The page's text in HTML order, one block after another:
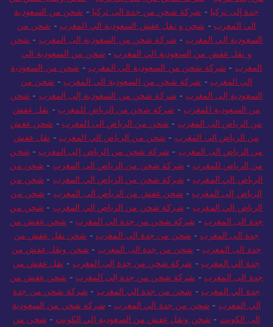
جدة إلى تركيا - شركة شحن من جدة الي تركيا - شحن من السعودية
الي المغرب - شحن و نقل عفش السعودية الي المغرب - شحن من
السعودية الي المغرب - شركة شحن من السعودية الى المغرب - شحن
و نقل عفش من السعودية الي المغرب - شحن من السعودية الي
المغرب - شركة شحن من السعودية الي المغرب - شحن من السعودية
الي المغرب - شركة شحن من السعودية الي المغرب - شحن من
السعودية إلى المغرب - شركة شحن من السعودية إلى المغرب - شحن
من السعودية للمغرب - شركة شحن من الرياض للمغرب - نقل عفش
من الرياض الى المغرب - شحن من الرياض الى المغرب - شحن عفش
من الرياض الي المغرب - شحن من الرياض الي المغرب - نقل عفش
من الرياض الى المغرب - شركة شحن من الرياض إلى المغرب - شحن
من الرياض للمغرب - شركة شحن من الرياض الى المغرب - شحن من
الرياض الي المغرب - شركة شحن من الرياض الي المغرب - شحن من
الرياض إلى المغرب - شحن عفش من الرياض الى المغرب - شحن من
الرياض الي المغرب - شركة شحن من الرياض الي المغرب - شحن من
جدة الى المغرب - شركة شحن من جدة الي المغرب - شحن عفش من
جدة الى المغرب - شحن من جدة الى المغرب - شحن نقل عفش من
جدة الى المغرب - شحن من جدة الى المغرب - شحن ونقل عفش من
جدة الي المغرب - شركة شحن من جدة إلى المغرب - نقل عفش من
جدة الى المغرب - شركة شحن من جدة إلى المغرب - شحن عفش من
جدة الي المغرب - شحن من جدة الي المغرب - شركة شحن من جدة
الي المغرب - شحن من جدة الي المغرب - شركة شحن من السعودية
الى الكويت - شحن ونقل عفش من السعودية الي الكويت - شحن من